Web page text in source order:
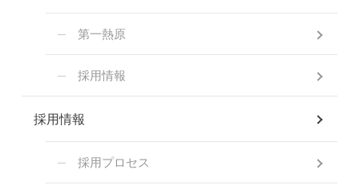
第一熱原
採用情報
採用情報
採用プロセス